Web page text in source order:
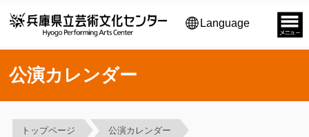
Language
公演カレンダー
トップページ 公演カレンダー